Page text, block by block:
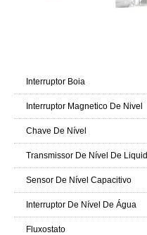
Interruptor Boia
Interruptor Magnetico De Nivel
Chave De Nível
Transmissor De Nível De Liquid
Sensor De Nível Capacitivo
Interruptor De Nível De Água
Fluxostato